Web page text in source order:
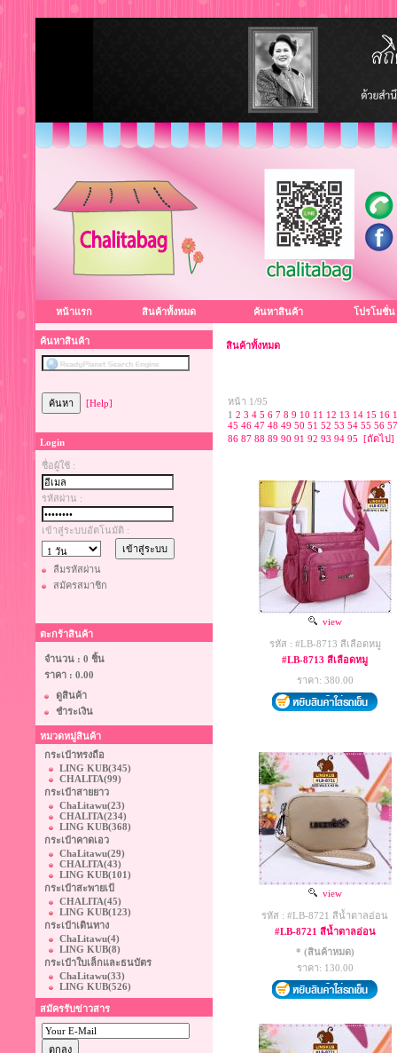
หน้าแรก สินค้าทั้งหมด ค้นหาสินค้า โปรโมชั่น
ค้นหาสินค้า
[Help]
Login
ชื่อผู้ใช้ :
รหัสผ่าน :
เข้าสู่ระบบอัตโนมัติ :
ลืมรหัสผ่าน
สมัครสมาชิก
ตะกร้าสินค้า
จำนวน : 0 ชิ้น
ราคา : 0.00
ดูสินค้า
ชำระเงิน
หมวดหมู่สินค้า
กระเป๋าทรงถือ
LING KUB(345)
CHALITA(99)
กระเป๋าสายยาว
ChaLitawu(23)
CHALITA(234)
LING KUB(368)
กระเป๋าคาดเอว
ChaLitawu(29)
CHALITA(43)
LING KUB(101)
กระเป๋าสะพายเป้
CHALITA(45)
LING KUB(123)
กระเป๋าเดินทาง
ChaLitawu(4)
LING KUB(8)
กระเป๋าใบเล็กและธนบัตร
ChaLitawu(33)
LING KUB(526)
สมัครรับข่าวสาร
สินค้าทั้งหมด
หน้า 1/95
1 2 3 4 5 6 7 8 9 10 11 12 13 14 15 16
45 46 47 48 49 50 51 52 53 54 55 56 57
86 87 88 89 90 91 92 93 94 95 [ถัดไป]
view
รหัส : #LB-8713 สีเลือดหมู
#LB-8713 สีเลือดหมู
ราคา: 380.00
view
รหัส : #LB-8721 สีน้ำตาลอ่อน
#LB-8721 สีน้ำตาลอ่อน
* (สินค้าหมด)
ราคา: 130.00